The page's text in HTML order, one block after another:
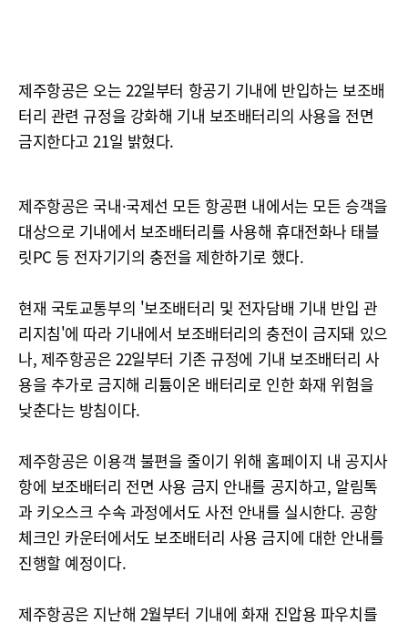
제주항공은 오는 22일부터 항공기 기내에 반입하는 보조배
터리 관련 규정을 강화해 기내 보조배터리의 사용을 전면
금지한다고 21일 밝혔다.
제주항공은 국내·국제선 모든 항공편 내에서는 모든 승객을
대상으로 기내에서 보조배터리를 사용해 휴대전화나 태블
릿PC 등 전자기기의 충전을 제한하기로 했다.
현재 국토교통부의 '보조배터리 및 전자담배 기내 반입 관
리지침'에 따라 기내에서 보조배터리의 충전이 금지돼 있으
나, 제주항공은 22일부터 기존 규정에 기내 보조배터리 사
용을 추가로 금지해 리튬이온 배터리로 인한 화재 위험을
낮춘다는 방침이다.
제주항공은 이용객 불편을 줄이기 위해 홈페이지 내 공지사
항에 보조배터리 전면 사용 금지 안내를 공지하고, 알림톡
과 키오스크 수속 과정에서도 사전 안내를 실시한다. 공항
체크인 카운터에서도 보조배터리 사용 금지에 대한 안내를
진행할 예정이다.
제주항공은 지난해 2월부터 기내에 화재 진압용 파우치를